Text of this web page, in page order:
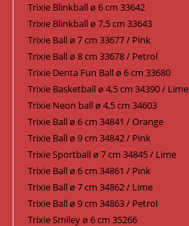
Trixie Blinkball ø 6 cm 33642
Trixie Blinkball ø 7,5 cm 33643
Trixie Ball ø 7 cm 33677 / Pink
Trixie Ball ø 8 cm 33678 / Petrol
Trixie Denta Fun Ball ø 6 cm 33680
Trixie Basketball ø 4,5 cm 34390 / Lime
Trixie Neon ball ø 4,5 cm 34603
Trixie Ball ø 6 cm 34841 / Orange
Trixie Ball ø 9 cm 34842 / Pink
Trixie Sportball ø 7 cm 34845 / Lime
Trixie Ball ø 6 cm 34861 / Pink
Trixie Ball ø 7 cm 34862 / Lime
Trixie Ball ø 9 cm 34863 / Petrol
Trixie Smiley ø 6 cm 35266